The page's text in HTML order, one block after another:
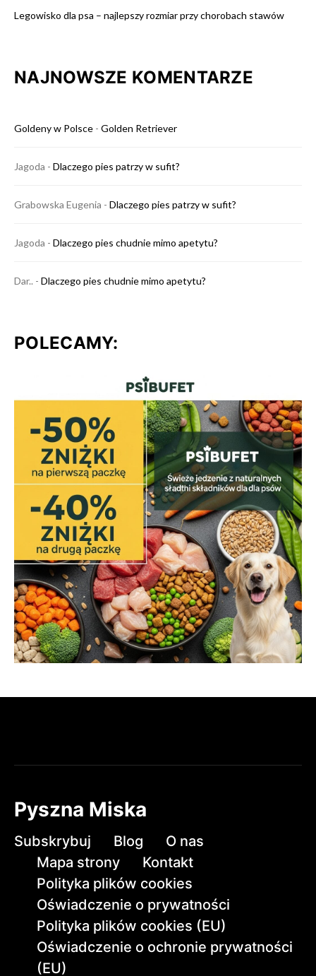
Legowisko dla psa – najlepszy rozmiar przy chorobach stawów
NAJNOWSZE KOMENTARZE
Goldeny w Polsce - Golden Retriever
Jagoda - Dlaczego pies patrzy w sufit?
Grabowska Eugenia - Dlaczego pies patrzy w sufit?
Jagoda - Dlaczego pies chudnie mimo apetytu?
Dar.. - Dlaczego pies chudnie mimo apetytu?
POLECAMY:
Pyszna Miska
Subskrybuj Blog
O nas
Mapa strony
Kontakt
Polityka plików cookies
Oświadczenie o prywatności
Polityka plików cookies (EU)
Oświadczenie o ochronie prywatności
(EU)